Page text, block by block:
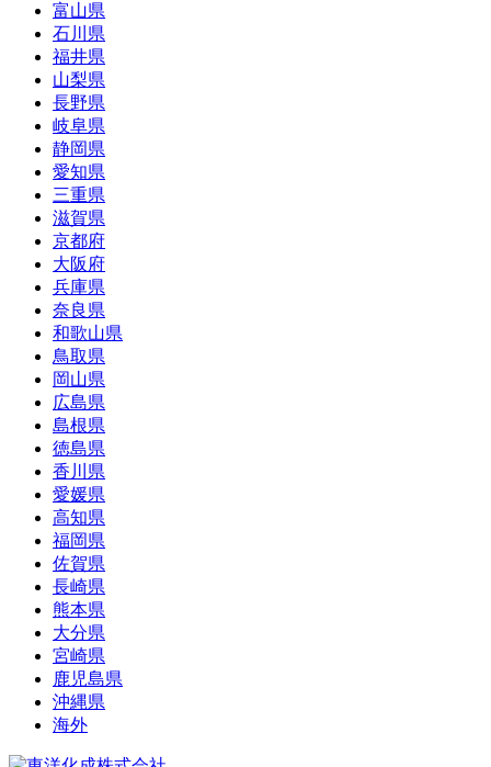
富山県
石川県
福井県
山梨県
長野県
岐阜県
静岡県
愛知県
三重県
滋賀県
京都府
大阪府
兵庫県
奈良県
和歌山県
鳥取県
岡山県
広島県
島根県
徳島県
香川県
愛媛県
高知県
福岡県
佐賀県
長崎県
熊本県
大分県
宮崎県
鹿児島県
沖縄県
海外